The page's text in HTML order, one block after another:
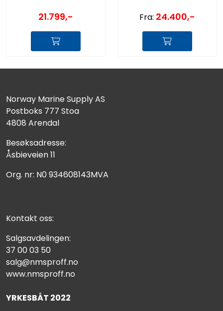
21.799,- Fra: 24.400,-
Norway Marine Supply AS
Postboks 777 Stoa
4808 Arendal
Besøksadresse:
Åsbieveien 11
Org. nr: N0 934608143MVA
Kontakt oss:
Salgsavdelingen:
37 00 03 50
salg@nmsproff.no
www.nmsproff.no
YRKESBÅT 2022